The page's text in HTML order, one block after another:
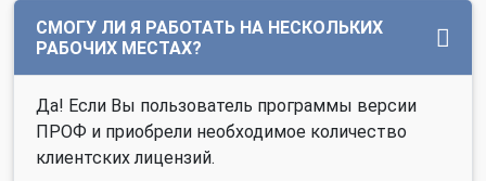
СМОГУ ЛИ Я РАБОТАТЬ НА НЕСКОЛЬКИХ
РАБОЧИХ МЕСТАХ?
Да! Если Вы пользователь программы версии
ПРОФ и приобрели необходимое количество
клиентских лицензий.